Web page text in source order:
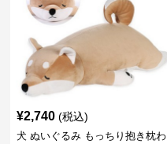
¥2,740 (税込)
犬 ぬいぐるみ もっちり抱き枕わ